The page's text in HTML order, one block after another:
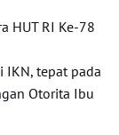
HUT RI Ke-78
IKN, tepat pada
Otorita Ibu